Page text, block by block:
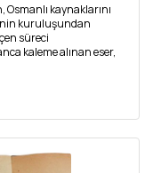
kaynaklarını
kuruluşundan
süreci
kaleme alınan eser,